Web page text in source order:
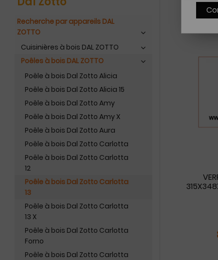
Recherche par appareils DAL
ZOTTO
Cuisinières à bois DAL ZOTTO
Poêles à bois DAL ZOTTO
Poêle à bois Dal Zotto Alicia
Poêle à bois Dal Zotto Alicia 15
Poêle à bois Dal Zotto Amy
Poêle à bois Dal Zotto Amy X
Poêle à bois Dal Zotto Aura
Poêle à bois Dal Zotto Carlotta
Poêle à bois Dal Zotto Carlotta
12
Poêle à bois Dal Zotto Carlotta
13
Poêle à bois Dal Zotto Carlotta
13 X
Poêle à bois Dal Zotto Carlotta
Forno
Poêle à bois Dal Zotto Carlotta